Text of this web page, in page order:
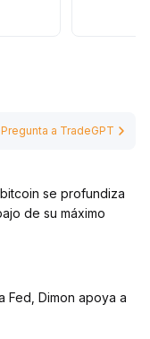
Pregunta a TradeGPT
se profundiza
de su máximo
Fed, Dimon apoya a